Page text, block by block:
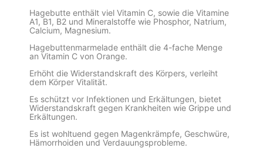
Hagebutte enthält viel Vitamin C, sowie die Vitamine
A1, B1, B2 und Mineralstoffe wie Phosphor, Natrium,
Calcium, Magnesium.
Hagebuttenmarmelade enthält die 4-fache Menge
an Vitamin C von Orange.
Erhöht die Widerstandskraft des Körpers, verleiht
dem Körper Vitalität.
Es schützt vor Infektionen und Erkältungen, bietet
Widerstandskraft gegen Krankheiten wie Grippe und
Erkältungen.
Es ist wohltuend gegen Magenkrämpfe, Geschwüre,
Hämorrhoiden und Verdauungsprobleme.